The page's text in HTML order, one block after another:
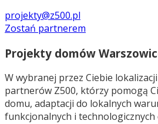
projekty@z500.pl
Zostań partnerem
Projekty domów
W wybranej przez Ciebie
partnerów Z500, którzy pomogą
domu, adaptacji do lokalnych
funkcjonalnych i technologicznych